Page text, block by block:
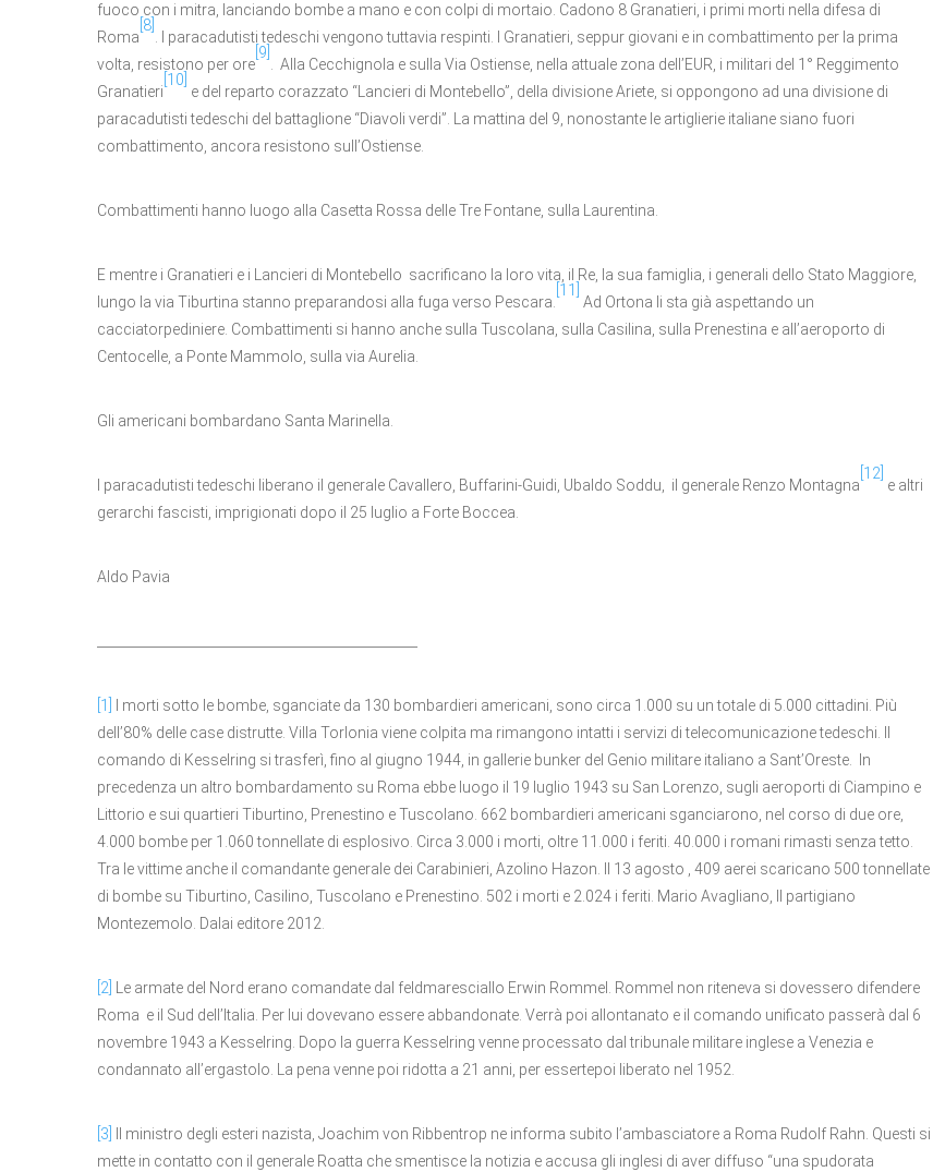
fuoco con i mitra, lanciando bombe a mano e con colpi di mortaio. Cadono 8 Granatieri, i primi morti nella difesa di
Roma
[8]
. I paracadutisti tedeschi vengono tuttavia respinti. I Granatieri, seppur giovani e in combattimento per la prima
volta, resistono per ore
[9]
. Alla Cecchignola e sulla Via Ostiense, nella attuale zona dell’EUR, i militari del 1° Reggimento
Granatieri
[10]
e del reparto corazzato “Lancieri di Montebello”, della divisione Ariete, si oppongono ad una divisione di
paracadutisti tedeschi del battaglione “Diavoli verdi”. La mattina del 9, nonostante le artiglierie italiane siano fuori
combattimento, ancora resistono sull’Ostiense.
Combattimenti hanno luogo alla Casetta Rossa delle Tre Fontane, sulla Laurentina.
E mentre i Granatieri e i Lancieri di Montebello sacrificano la loro vita, il Re, la sua famiglia, i generali dello Stato Maggiore,
lungo la via Tiburtina stanno preparandosi alla fuga verso Pescara.
[11]
Ad Ortona li sta già aspettando un
cacciatorpediniere. Combattimenti si hanno anche sulla Tuscolana, sulla Casilina, sulla Prenestina e all’aeroporto di
Centocelle, a Ponte Mammolo, sulla via Aurelia.
Gli americani bombardano Santa Marinella.
I paracadutisti tedeschi liberano il generale Cavallero, Buffarini-Guidi, Ubaldo Soddu, il generale Renzo Montagna
[12]
e altri
gerarchi fascisti, imprigionati dopo il 25 luglio a Forte Boccea.
Aldo Pavia
[1]
I morti sotto le bombe, sganciate da 130 bombardieri americani, sono circa 1.000 su un totale di 5.000 cittadini. Più
dell’80% delle case distrutte. Villa Torlonia viene colpita ma rimangono intatti i servizi di telecomunicazione tedeschi. Il
comando di Kesselring si trasferì, fino al giugno 1944, in gallerie bunker del Genio militare italiano a Sant’Oreste. In
precedenza un altro bombardamento su Roma ebbe luogo il 19 luglio 1943 su San Lorenzo, sugli aeroporti di Ciampino e
Littorio e sui quartieri Tiburtino, Prenestino e Tuscolano. 662 bombardieri americani sganciarono, nel corso di due ore,
4.000 bombe per 1.060 tonnellate di esplosivo. Circa 3.000 i morti, oltre 11.000 i feriti. 40.000 i romani rimasti senza tetto.
Tra le vittime anche il comandante generale dei Carabinieri, Azolino Hazon. Il 13 agosto , 409 aerei scaricano 500 tonnellate
di bombe su Tiburtino, Casilino, Tuscolano e Prenestino. 502 i morti e 2.024 i feriti. Mario Avagliano, Il partigiano
Montezemolo. Dalai editore 2012.
[2]
Le armate del Nord erano comandate dal feldmaresciallo Erwin Rommel. Rommel non riteneva si dovessero difendere
Roma e il Sud dell’Italia. Per lui dovevano essere abbandonate. Verrà poi allontanato e il comando unificato passerà dal 6
novembre 1943 a Kesselring. Dopo la guerra Kesselring venne processato dal tribunale militare inglese a Venezia e
condannato all’ergastolo. La pena venne poi ridotta a 21 anni, per essertepoi liberato nel 1952.
[3]
Il ministro degli esteri nazista, Joachim von Ribbentrop ne informa subito l’ambasciatore a Roma Rudolf Rahn. Questi si
mette in contatto con il generale Roatta che smentisce la notizia e accusa gli inglesi di aver diffuso “una spudorata